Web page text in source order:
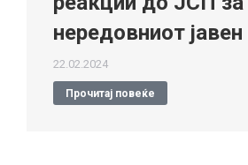
нередовниот
22.02.2024
Прочитај повеќе